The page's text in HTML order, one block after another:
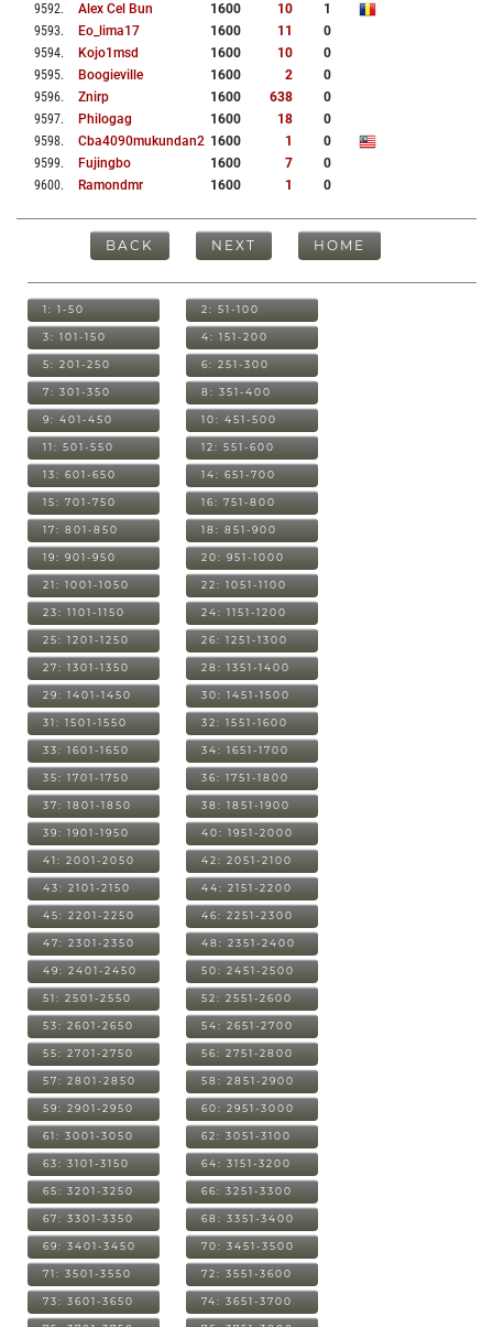
9592. Alex Cel Bun 1600 10
1
9593. Eo_lima17 1600 11
0
9594. Kojo1msd 1600 10
0
9595. Boogieville 1600 2
0
9596. Znirp 1600 638
0
9597. Philogag 1600 18
0
9598. Cba4090mukundan2 1600 1
0
9599. Fujingbo 1600 7
0
9600. Ramondmr 1600 1 0
BACK NEXT HOME
1: 1-50 2: 51-100
3: 101-150 4: 151-200
5: 201-250 6: 251-300
7: 301-350 8: 351-400
9: 401-450 10: 451-500
11: 501-550 12: 551-600
13: 601-650 14: 651-700
15: 701-750 16: 751-800
17: 801-850 18: 851-900
19: 901-950 20: 951-1000
21: 1001-1050 22: 1051-1100
23: 1101-1150 24: 1151-1200
25: 1201-1250 26: 1251-1300
27: 1301-1350 28: 1351-1400
29: 1401-1450 30: 1451-1500
31: 1501-1550 32: 1551-1600
33: 1601-1650 34: 1651-1700
35: 1701-1750 36: 1751-1800
37: 1801-1850 38: 1851-1900
39: 1901-1950 40: 1951-2000
41: 2001-2050 42: 2051-2100
43: 2101-2150 44: 2151-2200
45: 2201-2250 46: 2251-2300
47: 2301-2350 48: 2351-2400
49: 2401-2450 50: 2451-2500
51: 2501-2550 52: 2551-2600
53: 2601-2650 54: 2651-2700
55: 2701-2750 56: 2751-2800
57: 2801-2850 58: 2851-2900
59: 2901-2950 60: 2951-3000
61: 3001-3050 62: 3051-3100
63: 3101-3150 64: 3151-3200
65: 3201-3250 66: 3251-3300
67: 3301-3350 68: 3351-3400
69: 3401-3450 70: 3451-3500
71: 3501-3550 72: 3551-3600
73: 3601-3650 74: 3651-3700